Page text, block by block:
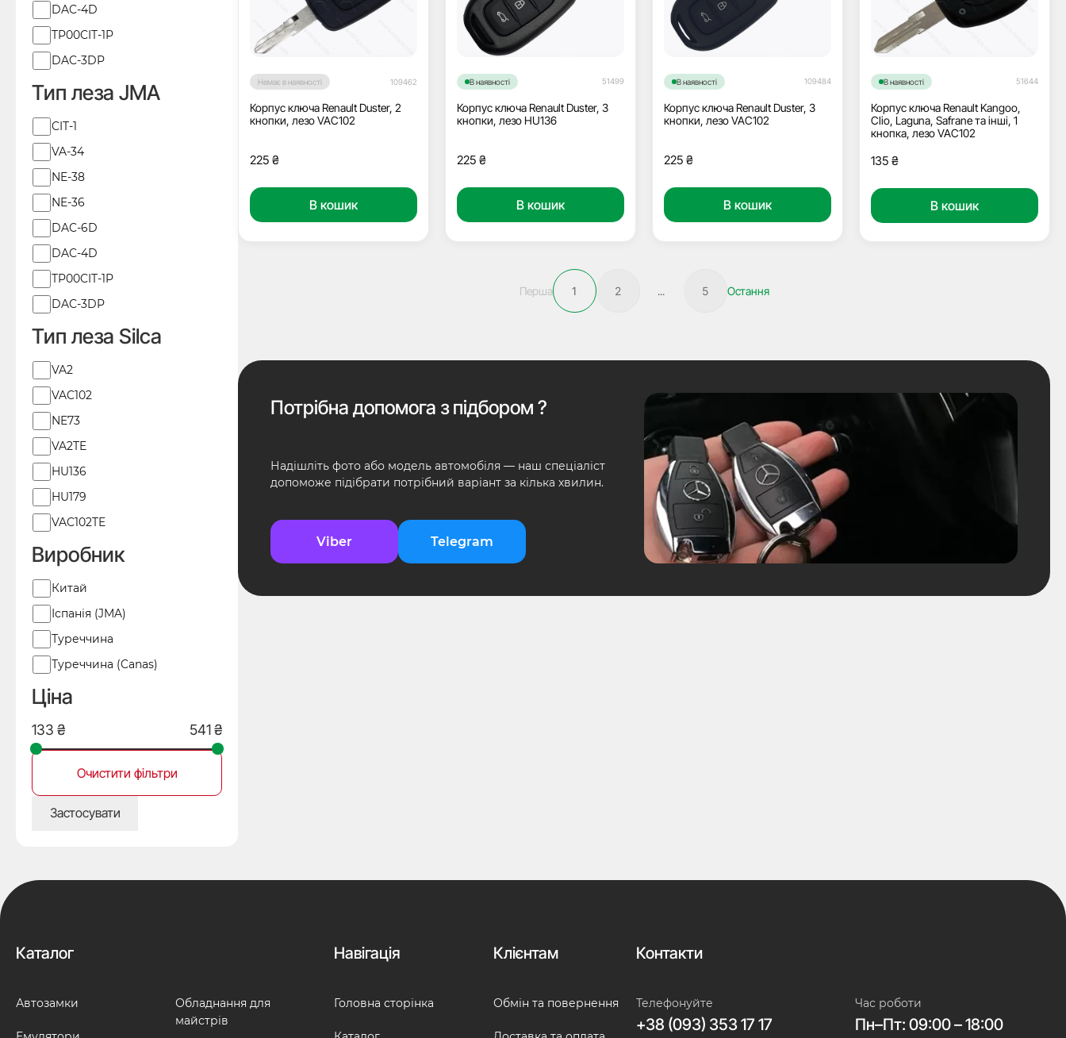
DAC-4D
TP00CIT-1P
DAC-3DP
Тип леза JMA
Тип
леза
JMA
CIT-1
VA-34
NE-38
NE-36
DAC-6D
DAC-4D
TP00CIT-1P
DAC-3DP
Тип леза Silca
Тип
леза
Silca
VA2
VAC102
NE73
VA2TE
HU136
HU179
VAC102TE
Виробник
Виробник
Китай
Іспанія (JMA)
Туреччина
Туреччина (Canas)
Ціна
Очистити фільтри
Застосувати
Немає в наявності 109462
Корпус ключа Renault Duster, 2
кнопки, лезо VAC102
225 ₴
В кошик
В наявності 51499
Корпус ключа Renault Duster, 3
кнопки, лезо HU136
225 ₴
В кошик
В наявності 109484
Корпус ключа Renault Duster, 3
кнопки, лезо VAC102
225 ₴
В кошик
В наявності 51644
Корпус ключа Renault Kangoo,
Clio, Laguna, Safrane та інші, 1
кнопка, лезо VAC102
135 ₴
В кошик
Перша 1 2 ... 5 Остання
Потрібна допомога з підбором ?
Надішліть фото або модель автомобіля — наш спеціаліст
допоможе підібрати потрібний варіант за кілька хвилин.
Viber Telegram
Каталог
Автозамки
Обладнання для
майстрів
Навігація
Головна сторінка
Клієнтам
Обмін та повернення
Контакти
Телефонуйте
+38 (093) 353 17 17
Час роботи
Пн–Пт: 09:00 – 18:00